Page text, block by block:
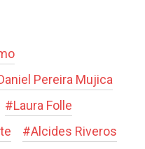
Pereira Mujica
#Laura Folle
#Alcides Riveros